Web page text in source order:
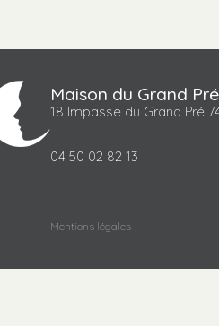
Maison du Grand Pré
18 Impasse du Grand Pré
04 50 02 82 13
Mentions légales